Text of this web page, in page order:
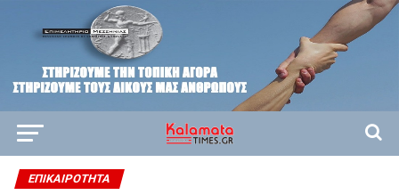
ΕΠΙΚΑΙΡΌΤΗΤΑ